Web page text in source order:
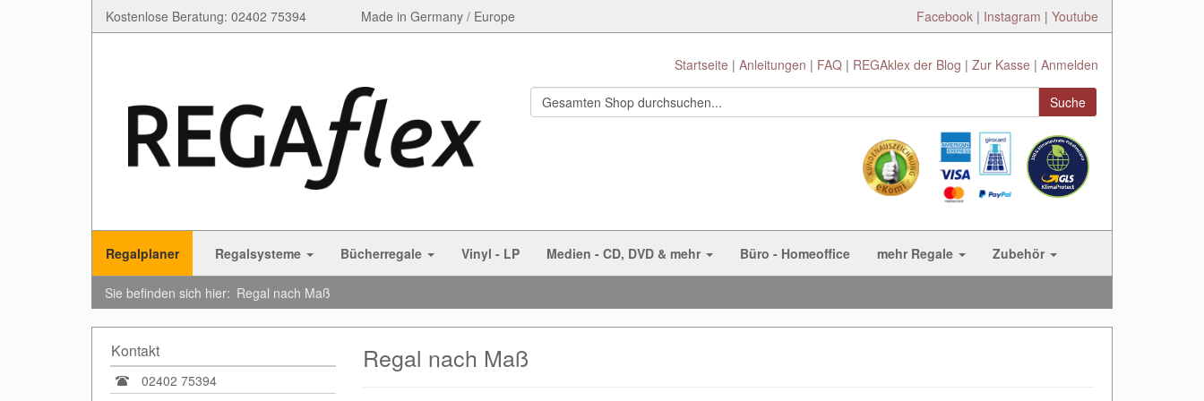
Kostenlose Beratung: 02402 75394 Made in Germany / Europe Facebook | Instagram | Youtube
Startseite Anleitungen FAQ REGAklex der Blog Zur Kasse Anmelden
Suche
Regalplaner Regalsysteme Bücherregale Vinyl - LP Medien - CD, DVD & mehr Büro - Homeoffice mehr Regale Zubehör
Sie befinden sich hier: Regal nach Maß
Kontakt
02402 75394
Regal nach Maß